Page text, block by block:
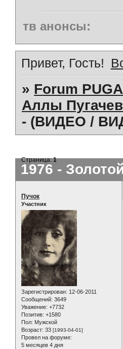
тв анонсы:
Привет, Гость!
» Forum
Аллы
- (ВИДЕО /
1976 -
Страница:1
Пучок
Участник
Зарегистрирован: 12-06-2011
Сообщений: 3649
Уважение: +7732
Позитив: +1580
Пол: Мужской
Возраст: 33 [1993-04-01]
Провел на форуме:
5 месяцев 4 дня